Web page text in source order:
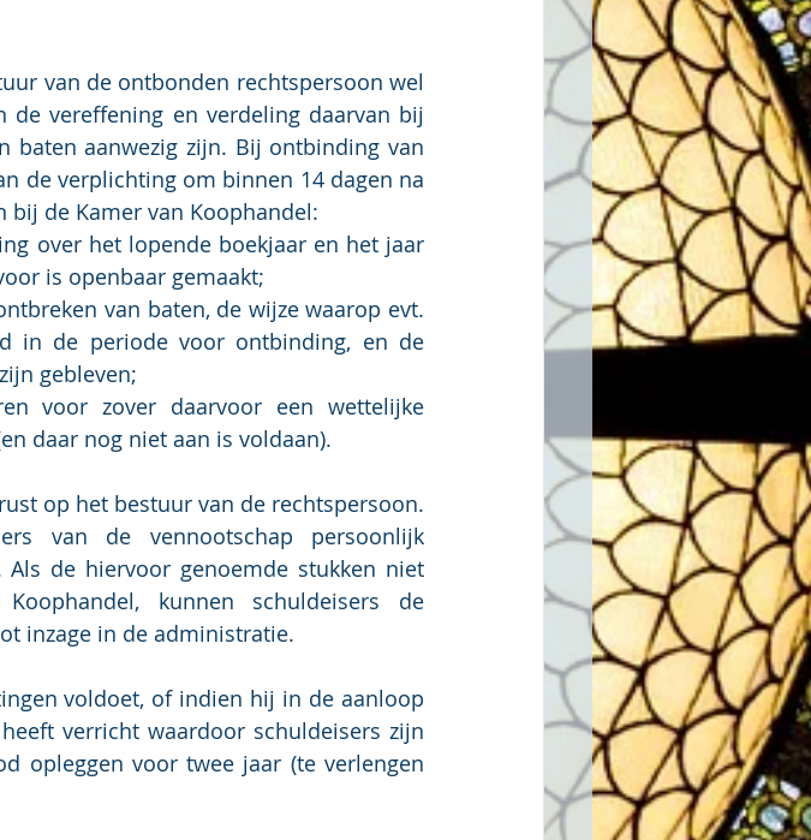
van de ontbonden rechtspersoon wel
de vereffening en verdeling daarvan bij
baten aanwezig zijn. Bij ontbinding van
de verplichting om binnen 14 dagen na
de Kamer van Koophandel:
over het lopende boekjaar en het jaar
is openbaar gemaakt;
van baten, de wijze waarop evt.
in de periode voor ontbinding, en de
gebleven;
voor zover daarvoor een wettelijke
daar nog niet aan is voldaan).
op het bestuur van de rechtspersoon.
van de vennootschap persoonlijk
de hiervoor genoemde stukken niet
kunnen schuldeisers de
inzage in de administratie.
voldoet, of indien hij in de aanloop
verricht waardoor schuldeisers zijn
opleggen voor twee jaar (te verlengen